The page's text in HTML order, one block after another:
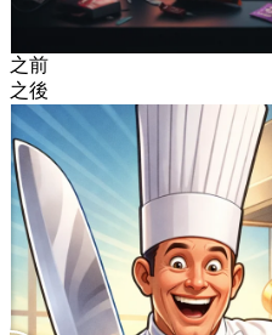
之前
之後